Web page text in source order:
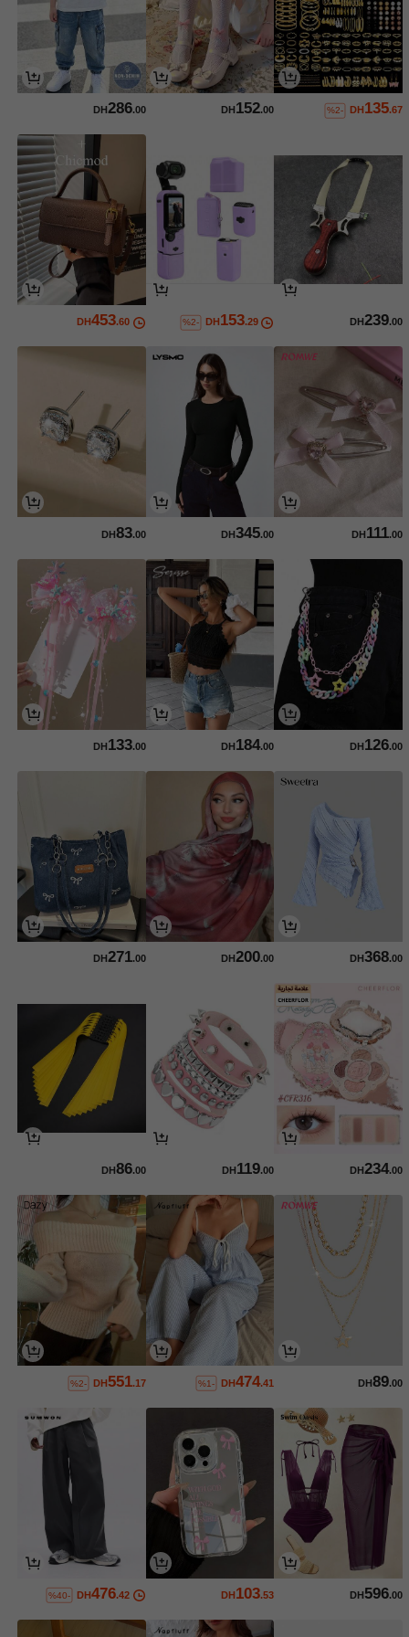
DH135.67
%2-
DH152.00
DH286.00
DH239.00
DH 153.29
%2-
DH453.60
DH111.00
DH345.00
DH83.00
DH126.00
DH184.00
DH133.00
DH368.00
DH200.00
DH271.00
DH234.00
DH 119.00
DH86.00
DH89.00
DH474.41
%1-
DH551.17
%2-
DH596.00
DH103.53
DH476.42
%40-